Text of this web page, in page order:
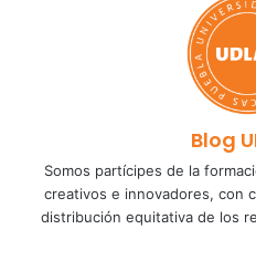
Blog
Somos partícipes de la
creativos e innovadores, con
distribución equitativa de los